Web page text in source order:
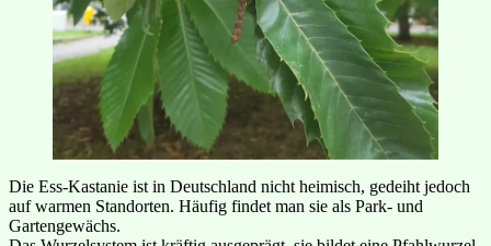
Die Ess-Kastanie ist in Deutschland nicht heimisch, gedeiht jedoch
auf warmen Standorten. Häufig findet man sie als Park- und
Gartengewächs.